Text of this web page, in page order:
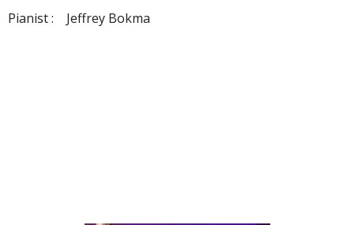
Pianist : Jeffrey Bokma